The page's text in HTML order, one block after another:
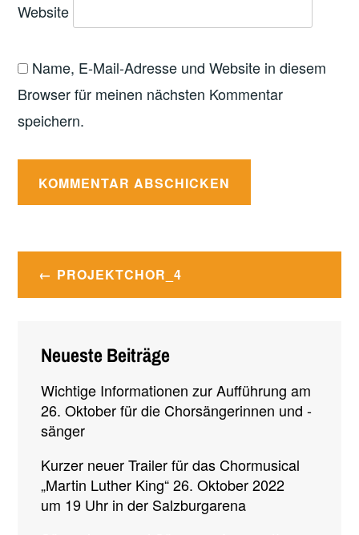
Website
Name, E-Mail-Adresse und Website in diesem
Browser für meinen nächsten Kommentar
speichern.
Beitragsnavigation
PROJEKTCHOR_4
Neueste Beiträge
Wichtige Informationen zur Aufführung am
26. Oktober für die Chorsängerinnen und -
sänger
Kurzer neuer Trailer für das Chormusical
„Martin Luther King“ 26. Oktober 2022
um 19 Uhr in der Salzburgarena